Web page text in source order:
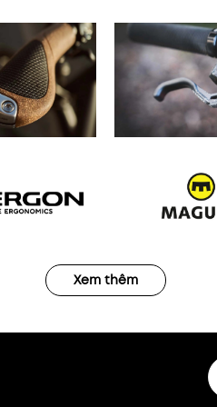
Xem thêm